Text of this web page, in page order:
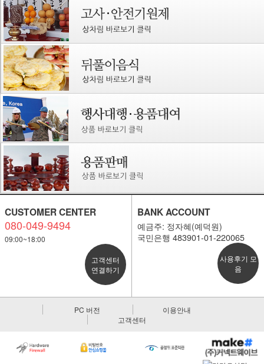
CUSTOMER CENTER
080-049-9494
09:00~18:00
고객센터
연결하기
BANK ACCOUNT
예금주: 정자혜(예덕원)
국민은행 483901-01-220065
사용후기 모
음
PC 버전
이용안내
고객센터